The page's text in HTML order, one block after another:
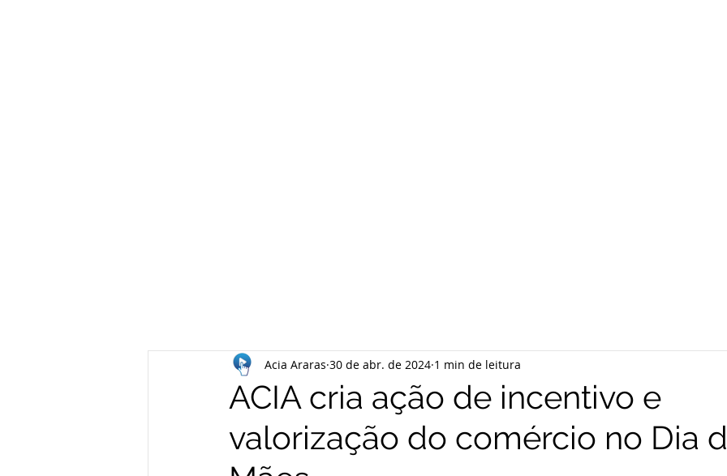
ACIA cria ação de incentivo e
valorização do comércio no Dia
Acia Araras 30 de abr. de 2024 1 min de leitura